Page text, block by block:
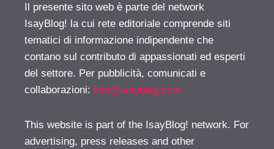
Il presente sito web è parte del network
IsayBlog! la cui rete editoriale comprende siti
tematici di informazione indipendente che
contano sul contributo di appassionati ed esperti
del settore. Per pubblicità, comunicati e
collaborazioni: info@isayblog.com
This website is part of the IsayBlog! network. For
advertising, press releases and other